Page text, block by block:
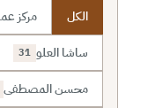
الكل مركز
ساشا العلو 31
محسن المصطفى